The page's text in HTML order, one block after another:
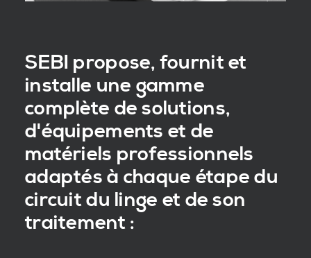
SEBI propose, fournit et
installe une gamme
complète de solutions,
d'équipements et de
matériels professionnels
adaptés à chaque étape du
circuit du linge et de son
traitement :